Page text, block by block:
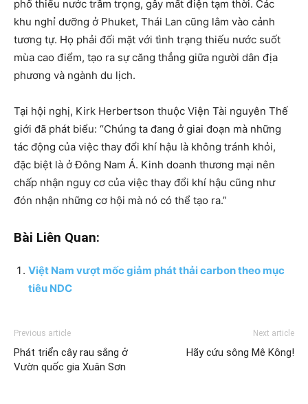
phố thiếu nước trầm trọng, gây mất điện tạm thời. Các
khu nghỉ dưỡng ở Phuket, Thái Lan cũng lâm vào cảnh
tương tự. Họ phải đối mặt với tình trạng thiếu nước suốt
mùa cao điểm, tạo ra sự căng thẳng giữa người dân địa
phương và ngành du lịch.
Tại hội nghị, Kirk Herbertson thuộc Viện Tài nguyên Thế
giới đã phát biểu: “Chúng ta đang ở giai đoạn mà những
tác động của việc thay đổi khí hậu là không tránh khỏi,
đặc biệt là ở Đông Nam Á. Kinh doanh thương mại nên
chấp nhận nguy cơ của việc thay đổi khí hậu cũng như
đón nhận những cơ hội mà nó có thể tạo ra.”
Bài Liên Quan:
Việt Nam vượt mốc giảm phát thải carbon theo mục
tiêu NDC
Previous article
Phát triển cây rau sắng ở
Vườn quốc gia Xuân Sơn
Next article
Hãy cứu sông Mê Kông!